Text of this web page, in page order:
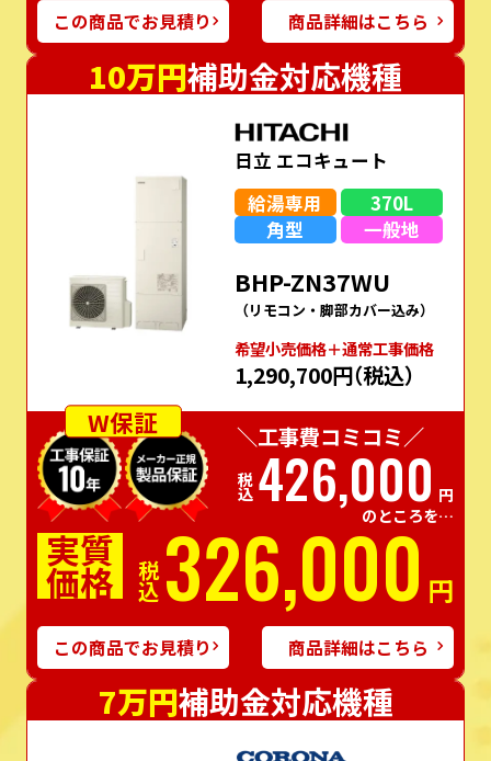
この商品でお見積り 商品詳細はこちら
10万円補助金対応機種
日立 エコキュート
給湯専用
370L
角型
一般地
BHP-ZN37WU
（リモコン・脚部カバー込み）
希望⼩売価格＋通常⼯事価格
1,290,700円（税込）
W保証
＼工事費コミコミ／
税込426,000 円
のところを…
実質
価格 税込326,000 円
この商品でお見積り 商品詳細はこちら
7万円補助金対応機種